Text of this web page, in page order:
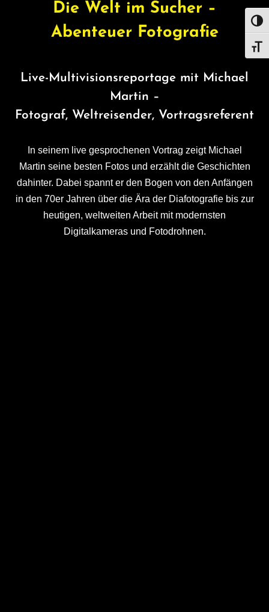
Die Welt im Sucher –
Abenteuer Fotografie
Live-Multivisionsreportage mit Michael
Martin –
Fotograf, Weltreisender, Vortragsreferent
In seinem live gesprochenen Vortrag zeigt Michael
Martin seine besten Fotos und erzählt die Geschichten
dahinter. Dabei spannt er den Bogen von den Anfängen
in den 70er Jahren über die Ära der Diafotografie bis zur
heutigen, weltweiten Arbeit mit modernsten
Digitalkameras und Fotodrohnen.